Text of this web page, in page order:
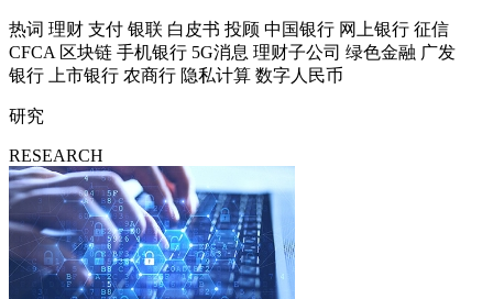
热词 理财 支付 银联 白皮书 投顾 中国银行 网上银行 征信
CFCA 区块链 手机银行 5G消息 理财子公司 绿色金融 广发
银行
上市银行 农商行 隐私计算 数字人民币
研究
RESEARCH